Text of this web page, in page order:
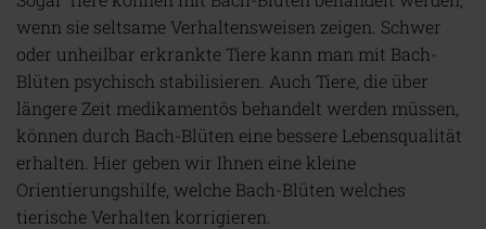
wenn sie seltsame Verhaltensweisen zeigen. Schwer
oder unheilbar erkrankte Tiere kann man mit Bach-
Blüten psychisch stabilisieren. Auch Tiere, die über
längere Zeit medikamentös behandelt werden müssen,
können durch Bach-Blüten eine bessere Lebensqualität
erhalten. Hier geben wir Ihnen eine kleine
Orientierungshilfe, welche Bach-Blüten welches
tierische Verhalten korrigieren.